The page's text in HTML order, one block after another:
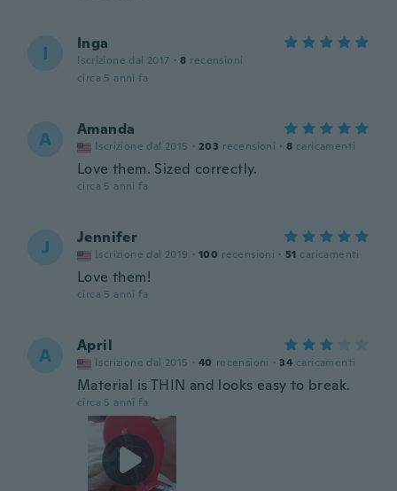
I Inga
Iscrizione dal 2017 · 8 recensioni
circa 5 anni fa
A Amanda
Iscrizione dal 2015 · 203 recensioni · 8 caricamenti
Love them. Sized correctly.
circa 5 anni fa
J Jennifer
Iscrizione dal 2019 · 100 recensioni · 51 caricamenti
Love them!
circa 5 anni fa
A April
Iscrizione dal 2015 · 40 recensioni · 34 caricamenti
Material is THIN and looks easy to break.
circa 5 anni fa